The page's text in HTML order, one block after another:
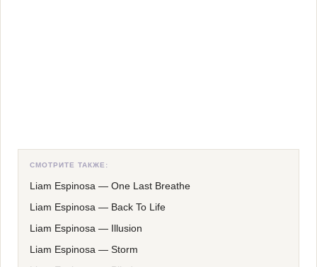
СМОТРИТЕ ТАКЖЕ:
Liam Espinosa — One Last Breathe
Liam Espinosa — Back To Life
Liam Espinosa — Illusion
Liam Espinosa — Storm